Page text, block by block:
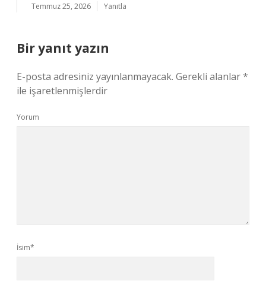
Temmuz 25, 2026 Yanıtla
Bir yanıt yazın
E-posta adresiniz yayınlanmayacak. Gerekli alanlar*
ile işaretlenmişlerdir
Yorum
İsim*